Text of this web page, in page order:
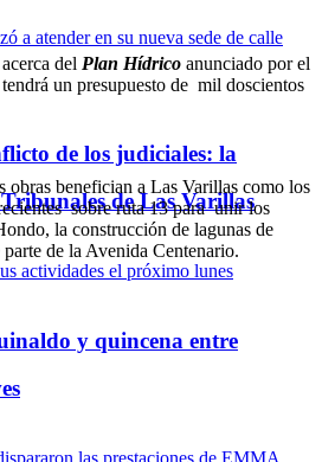
de los judiciales: la
de Las Varillas
y quincena entre
del Plan Hídrico anunciado por el
un presupuesto de mil doscientos
benefician a Las Varillas como los
sobre ruta 13 para unir los
la construcción de lagunas de
de la Avenida Centenario.